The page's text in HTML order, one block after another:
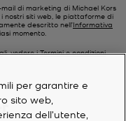
di marketing di Michael Kors
nostri siti web, le piattaforme di
descritto nell’Informativa
momento.
vedere iTermini e condizioni
per garantire e
sito web,
dell'utente,